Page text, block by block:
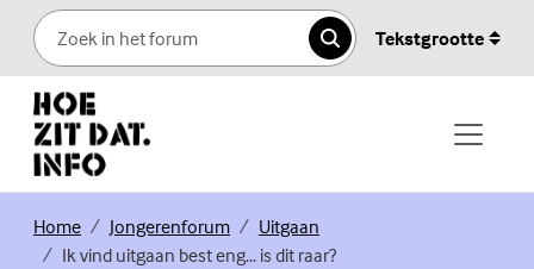
Skip to content
Zoeken
Tekstgrootte
Home(Externe link)
Jongerenforum(Externe link)
Uitgaan
Ik vind uitgaan best eng... is dit raar?